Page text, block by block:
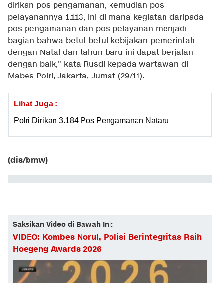
dirikan pos pengamanan, kemudian pos
pelayanannya 1.113, ini di mana kegiatan daripada
pos pengamanan dan pos pelayanan menjadi
bagian bahwa betul-betul kebijakan pemerintah
dengan Natal dan tahun baru ini dapat berjalan
dengan baik," kata Rusdi kepada wartawan di
Mabes Polri, Jakarta, Jumat (29/11).
Lihat Juga :
Polri Dirikan 3.184 Pos Pengamanan Nataru
(dis/bmw)
Saksikan Video di Bawah Ini:
VIDEO: Kombes Norul, Polisi Berintegritas Raih
Hoegeng Awards 2026